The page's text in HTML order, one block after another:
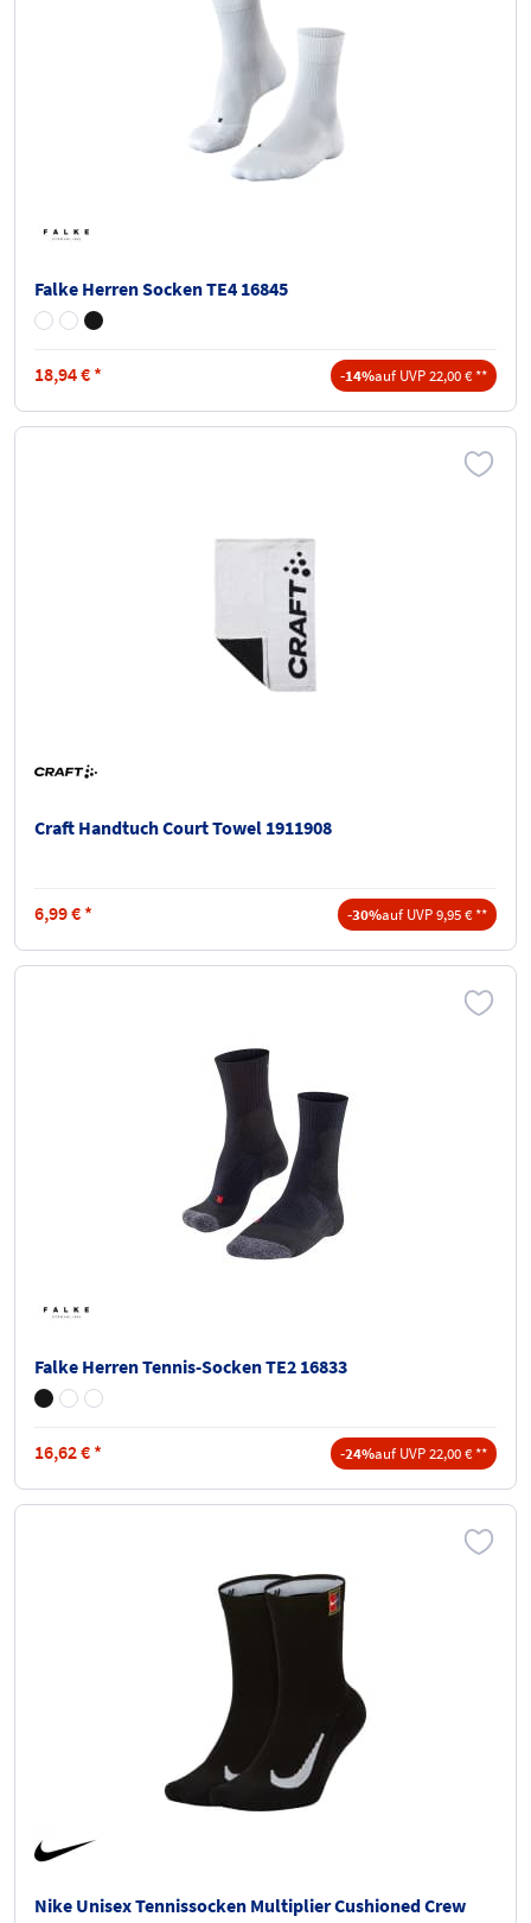
Falke Herren Socken TE4 16845
18,94€ * -14%auf UVP 22,00 € **
Craft Handtuch Court Towel 1911908
6,99€ * -30%auf UVP 9,95 € **
Falke Herren Tennis-Socken TE2 16833
16,62€ * -24%auf UVP 22,00 € **
Nike Unisex Tennissocken Multiplier Cushioned Crew